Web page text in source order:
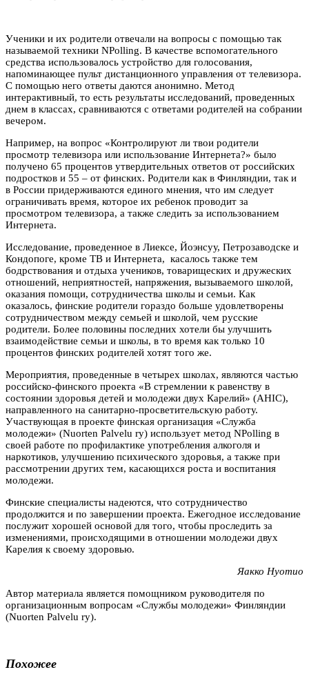
Ученики и их родители отвечали на вопросы с помощью так
называемой техники NPolling. В качестве вспомогательного
средства использовалось устройство для голосования,
напоминающее пульт дистанционного управления от телевизора.
С помощью него ответы даются анонимно. Метод
интерактивный, то есть результаты исследований, проведенных
днем в классах, сравниваются с ответами родителей на собрании
вечером.
Например, на вопрос «Контролируют ли твои родители
просмотр телевизора или использование Интернета?» было
получено 65 процентов утвердительных ответов от российских
подростков и 55 – от финских. Родители как в Финляндии, так и
в России придерживаются единого мнения, что им следует
ограничивать время, которое их ребенок проводит за
просмотром телевизора, а также следить за использованием
Интернета.
Исследование, проведенное в Лиексе, Йоэнсуу, Петрозаводске и
Кондопоге, кроме ТВ и Интернета, касалось также тем
бодрствования и отдыха учеников, товарищеских и дружеских
отношений, неприятностей, напряжения, вызываемого школой,
оказания помощи, сотрудничества школы и семьи. Как
оказалось, финские родители гораздо больше удовлетворены
сотрудничеством между семьей и школой, чем русские
родители. Более половины последних хотели бы улучшить
взаимодействие семьи и школы, в то время как только 10
процентов финских родителей хотят того же.
Мероприятия, проведенные в четырех школах, являются частью
российско-финского проекта «В стремлении к равенству в
состоянии здоровья детей и молодежи двух Карелий» (AHIC),
направленного на санитарно-просветительскую работу.
Участвующая в проекте финская организация «Служба
молодежи» (Nuorten Palvelu ry) использует метод NPolling в
своей работе по профилактике употребления алкоголя и
наркотиков, улучшению психического здоровья, а также при
рассмотрении других тем, касающихся роста и воспитания
молодежи.
Финские специалисты надеются, что сотрудничество
продолжится и по завершении проекта. Ежегодное исследование
послужит хорошей основой для того, чтобы проследить за
изменениями, происходящими в отношении молодежи двух
Карелия к своему здоровью.
Яакко Нуотио
Автор материала является помощником руководителя по
организационным вопросам «Службы молодежи» Финляндии
(Nuorten Palvelu ry).
Похожее